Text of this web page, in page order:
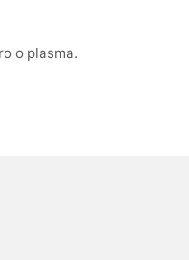
o plasma.